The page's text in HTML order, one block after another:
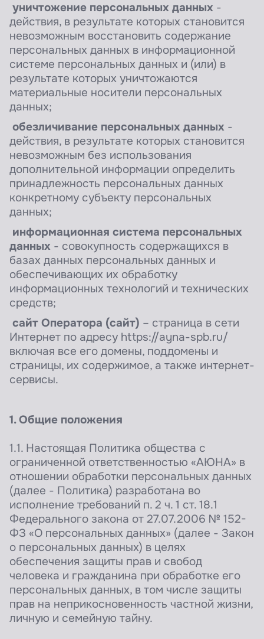
уничтожение персональных данных -
действия, в результате которых становится
невозможным восстановить содержание
персональных данных в информационной
системе персональных данных и (или) в
результате которых уничтожаются
материальные носители персональных
данных;
обезличивание персональных данных -
действия, в результате которых становится
невозможным без использования
дополнительной информации определить
принадлежность персональных данных
конкретному субъекту персональных
данных;
информационная система персональных
данных - совокупность содержащихся в
базах данных персональных данных и
обеспечивающих их обработку
информационных технологий и технических
средств;
сайт Оператора (сайт) – страница в сети
Интернет по адресу https://ayna-spb.ru/
включая все его домены, поддомены и
страницы, их содержимое, а также интернет-
сервисы.
1. Общие положения
1.1. Настоящая Политика общества с
ограниченной ответственностью «АЮНА» в
отношении обработки персональных данных
(далее - Политика) разработана во
исполнение требований п. 2 ч. 1 ст. 18.1
Федерального закона от 27.07.2006 № 152-
ФЗ «О персональных данных» (далее - Закон
о персональных данных) в целях
обеспечения защиты прав и свобод
человека и гражданина при обработке его
персональных данных, в том числе защиты
прав на неприкосновенность частной жизни,
личную и семейную тайну.